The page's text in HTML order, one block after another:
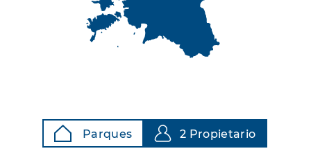
Parques 2 Propietario